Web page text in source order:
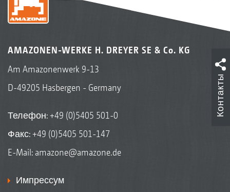
AMAZONEN-WERKE H. DREYER SE & Co. KG
Am Amazonenwerk 9-13
D-49205 Hasbergen - Germany
Телефон:+49 (0)5405 501-0
Факс: +49 (0)5405 501-147
E-Mail: amazone@amazone.de
Импрессум
Контакты